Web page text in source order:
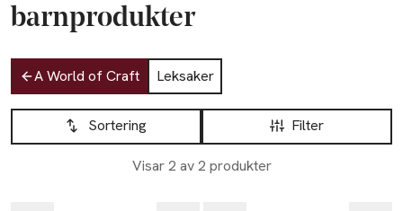
barnprodukter
Hoppa till produktsidan
A World of Craft
Leksaker
Hoppa till produktsidan
Filter
Sortering
Visar 2 av 2 produkter
Lista över produkter